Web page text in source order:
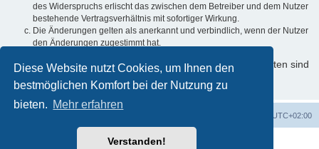
Diese Website nutzt Cookies, um Ihnen den
bestmöglichen Komfort bei der Nutzung zu
bieten. Mehr erfahren
Verstanden!
des Widerspruchs erlischt das zwischen dem Betreiber und dem Nutzer
bestehende Vertragsverhältnis mit sofortiger Wirkung.
Die Änderungen gelten als anerkannt und verbindlich, wenn der Nutzer
den Änderungen zugestimmt hat.
Informationen über den Umgang mit Ihren persönlichen Daten sind
in der Datenschutzerklärung enthalten.
UTC+02:00
Powered byphpBB® Forum Software © phpBB Limited